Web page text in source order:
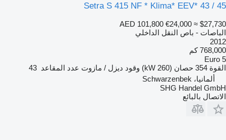
Setra S 415 NF * Klima* EEV* 43 / 45
AED 101,800 €24,000 ≈ $27,730
الباصات - باص النقل الداخلي
2012
768,000 كم
Euro 5
القوة 354 حصان (260 kW) وقود ديزل / مازوت عدد المقاعد 43
ألمانيا، Schwarzenbek
SHG Handel GmbH
الاتصال بالبائع